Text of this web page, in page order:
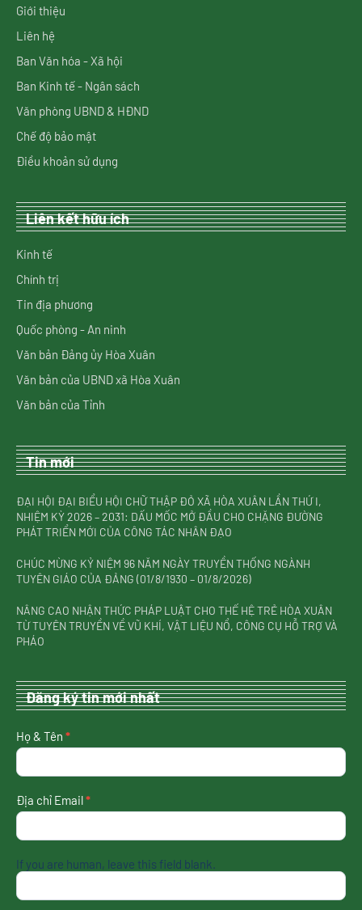
Giới thiệu
Liên hệ
Ban Văn hóa - Xã hội
Ban Kinh tế - Ngân sách
Văn phòng UBND & HĐND
Chế độ bảo mật
Điều khoản sử dụng
Liên kết hữu ích
Kinh tế
Chính trị
Tin địa phương
Quốc phòng - An ninh
Văn bản Đảng ủy Hòa Xuân
Văn bản của UBND xã Hòa Xuân
Văn bản của Tỉnh
Tin mới
ĐẠI HỘI ĐẠI BIỂU HỘI CHỮ THẬP ĐỎ XÃ HÒA XUÂN LẦN THỨ I,
NHIỆM KỲ 2026 – 2031: DẤU MỐC MỞ ĐẦU CHO CHẶNG ĐƯỜNG
PHÁT TRIỂN MỚI CỦA CÔNG TÁC NHÂN ĐẠO
CHÚC MỪNG KỶ NIỆM 96 NĂM NGÀY TRUYỀN THỐNG NGÀNH
TUYÊN GIÁO CỦA ĐẢNG (01/8/1930 – 01/8/2026)
NÂNG CAO NHẬN THỨC PHÁP LUẬT CHO THẾ HỆ TRẺ HÒA XUÂN
TỪ TUYÊN TRUYỀN VỀ VŨ KHÍ, VẬT LIỆU NỔ, CÔNG CỤ HỖ TRỢ VÀ
PHÁO
Đăng ký tin mới nhất
nhận
tin
nhất
Họ & Tên *
Địa chỉ Email*
If you are human, leave this field blank.